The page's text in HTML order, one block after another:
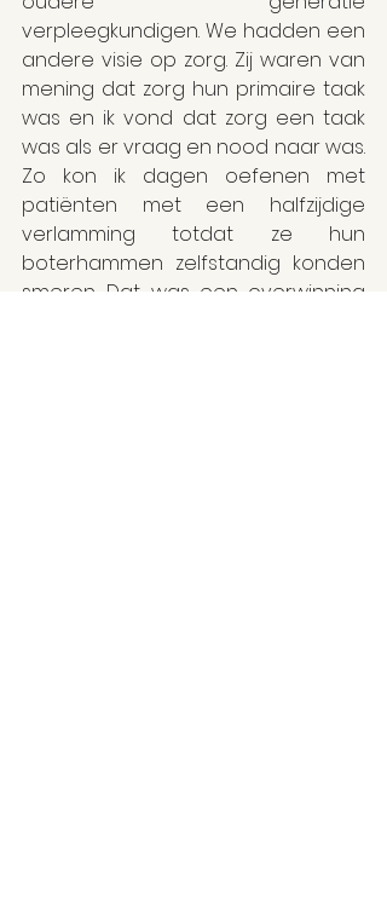
verpleegkundigen. We hadden een
andere visie op zorg. Zij waren van
mening dat zorg hun primaire taak
was en ik vond dat zorg een taak
was als er vraag en nood naar was.
Zo kon ik dagen oefenen met
patiënten met een halfzijdige
verlamming totdat ze hun
boterhammen zelfstandig konden
smeren. Dat was een overwinning